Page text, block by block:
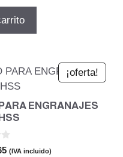
actual
¡oferta!
ENGRANAJES
El(IVA incluido)